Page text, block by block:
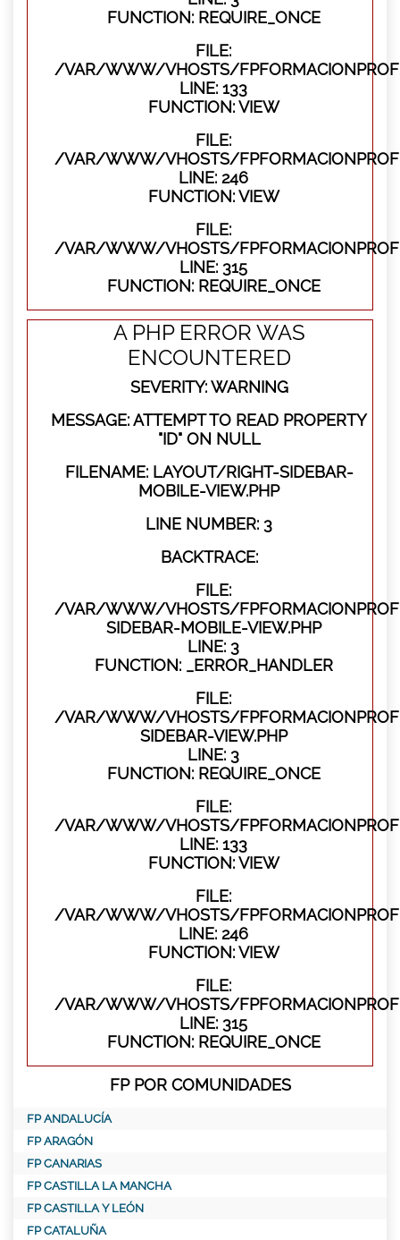
FUNCTION: REQUIRE_ONCE
FILE:
/VAR/WWW/VHOSTS/
LINE: 133
FUNCTION: VIEW
FILE:
/VAR/WWW/VHOSTS/
LINE: 246
FUNCTION: VIEW
FILE:
/VAR/WWW/VHOSTS/
LINE: 315
FUNCTION: REQUIRE_ONCE
A PHP ERROR WAS
ENCOUNTERED
SEVERITY: WARNING
MESSAGE: ATTEMPT TO READ PROPERTY
"ID" ON NULL
FILENAME: LAYOUT/RIGHT-SIDEBAR-
MOBILE-VIEW.PHP
LINE NUMBER: 3
BACKTRACE:
FILE:
/VAR/WWW/VHOSTS/
SIDEBAR-MOBILE-VIEW.PHP
LINE: 3
FUNCTION: _ERROR_HANDLER
FILE:
/VAR/WWW/VHOSTS/
SIDEBAR-VIEW.PHP
LINE: 3
FUNCTION: REQUIRE_ONCE
FILE:
/VAR/WWW/VHOSTS/
LINE: 133
FUNCTION: VIEW
FILE:
/VAR/WWW/VHOSTS/
LINE: 246
FUNCTION: VIEW
FILE:
/VAR/WWW/VHOSTS/
LINE: 315
FUNCTION: REQUIRE_ONCE
FP POR COMUNIDADES
FP ANDALUCÍA
FP ARAGÓN
FP CANARIAS
FP CASTILLA LA MANCHA
FP CASTILLA Y LEÓN
FP CATALUÑA